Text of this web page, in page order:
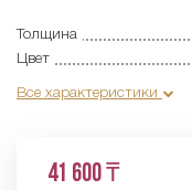
Толщина
Цвет
Все характеристики
41 600 ₸